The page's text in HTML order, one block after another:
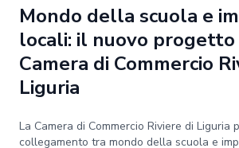
Mondo della scuola e
locali: il nuovo
Camera di Commercio
Liguria
La Camera di Commercio Riviere di Liguria
collegamento tra mondo della scuola e